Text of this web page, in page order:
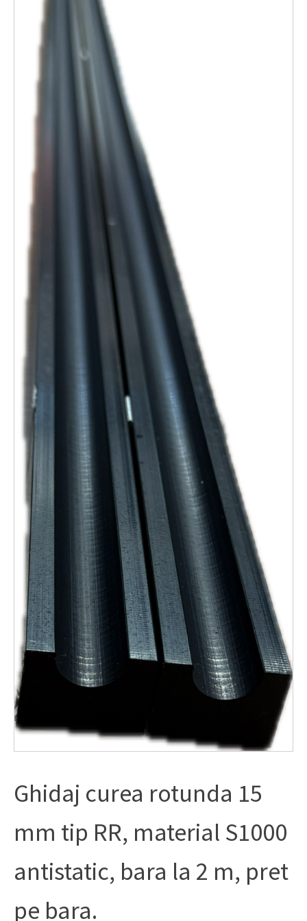
Ghidaj curea rotunda 15
mm tip RR, material S1000
antistatic, bara la 2 m, pret
pe bara.